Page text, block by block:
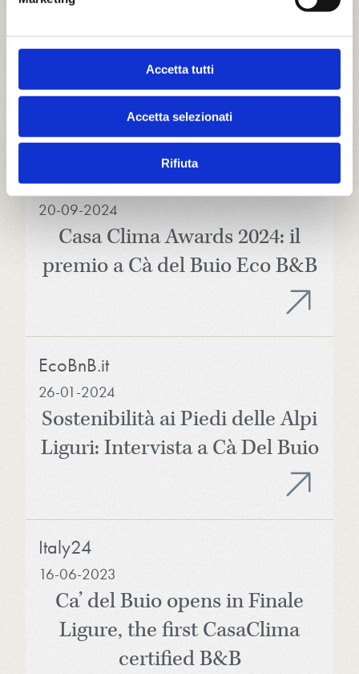
Accetta tutti
Accetta selezionati
Rifiuta
Il Progetto Cà del Buio
tecnicamente illustrato
Casa Clima - Klima Haus
20-09-2024
Casa Clima Awards 2024: il
premio a Cà del Buio Eco B&B
EcoBnB.it
26-01-2024
Sostenibilità ai Piedi delle Alpi
Liguri: Intervista a Cà Del Buio
Italy24
16-06-2023
Ca’ del Buio opens in Finale
Ligure, the first CasaClima
certified B&B